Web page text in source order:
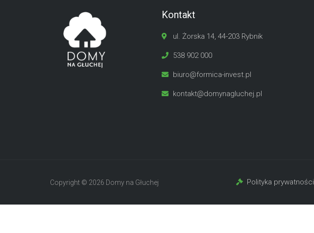
Kontakt
ul. Żorska 14, 44-203 Rybnik
538 902 000
biuro@formica-invest.pl
kontakt@domynagluchej.pl
Copyright © 2026 Domy na Głuchej Polityka prywatności